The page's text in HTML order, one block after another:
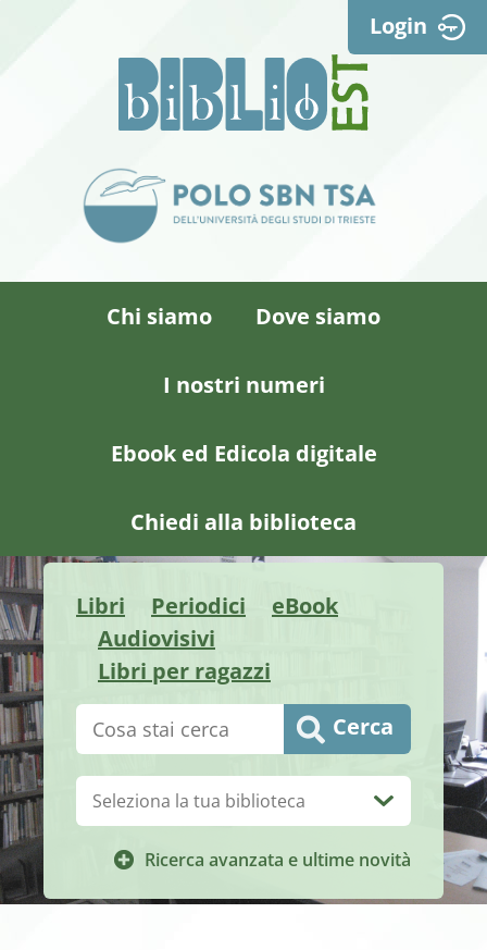
Login
Chi siamo Dove siamo
I nostri numeri
Ebook ed Edicola digitale
Chiedi alla biblioteca
Libri Periodici
eBook
Audiovisivi
Libri per ragazzi
Cerca su "Catalogo" Cerca
Ricerca avanzata e ultime novità
Biblioteca: